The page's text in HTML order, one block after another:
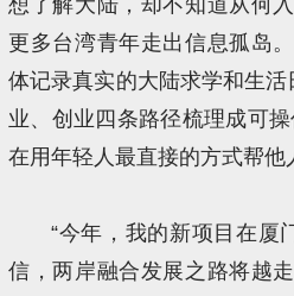
想了解大陆，却不知道从何
更多台湾青年走出信息孤岛
体记录真实的大陆求学和生
业、创业四条路径梳理成可
在用年轻人最直接的方式帮他
“今年，我的新项目在厦
信，两岸融合发展之路将越